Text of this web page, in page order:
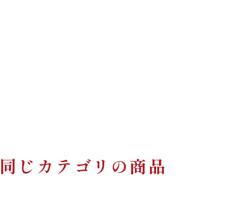
同じカテゴリの商品